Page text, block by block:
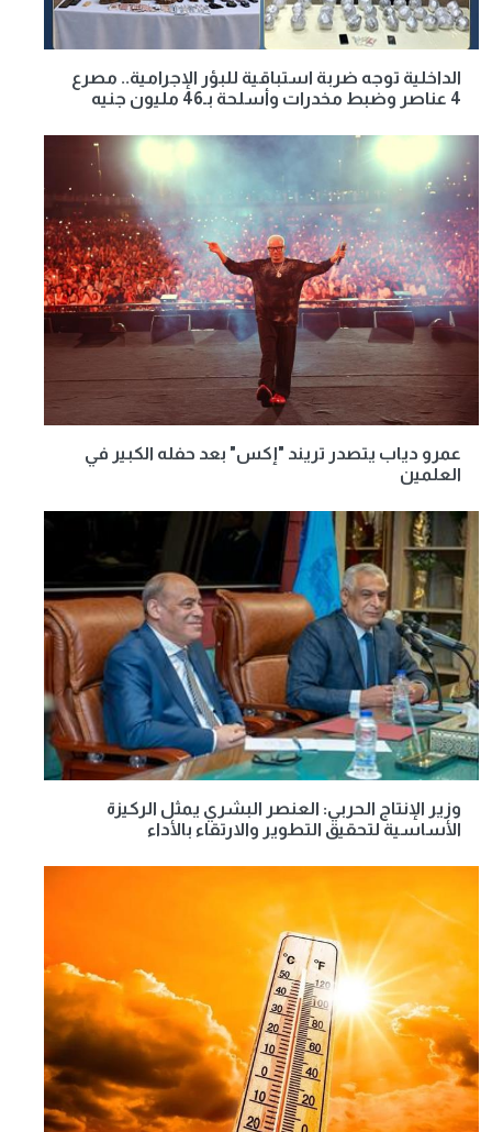
الداخلية توجه ضربة استباقية للبؤر الإجرامية.. مصرع
4 عناصر وضبط مخدرات وأسلحة بـ46 مليون جنيه
عمرو دياب يتصدر تريند "إكس" بعد حفله الكبير في
العلمين
وزير الإنتاج الحربي: العنصر البشري يمثل الركيزة
الأساسية لتحقيق التطوير والارتقاء بالأداء